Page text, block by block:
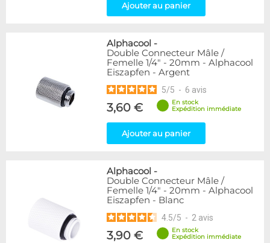
Ajouter au panier
Alphacool -
Double Connecteur Mâle /
Femelle 1/4" - 20mm - Alphacool
Eiszapfen - Argent
5/5 - 6 avis
3,60 €
En stock
Expédition immédiate
Ajouter au panier
Alphacool -
Double Connecteur Mâle /
Femelle 1/4" - 20mm - Alphacool
Eiszapfen - Blanc
4.5/5 - 2 avis
3,90 €
En stock
Expédition immédiate